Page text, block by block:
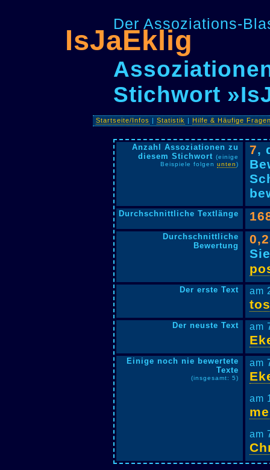
Der Assoziations-
IsJaEklig
Stichwort
Startseite/Infos |Statistik |Hilfe & Häufige
Anzahl Assoziationen zu
diesem Stichwort (einige
Beispiele folgen unten)
7,
Durchschnittliche Textlänge
Durchschnittliche
Bewertung
Der erste Text am
Der neuste Text am
Einige noch nie bewertete
Texte
(insgesamt: 5)
am
am
am